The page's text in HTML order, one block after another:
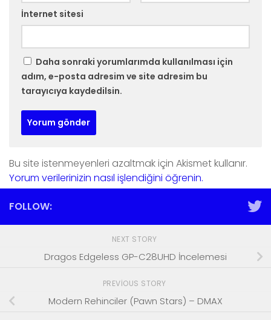
İnternet sitesi
Daha sonraki yorumlarımda kullanılması için
adım, e-posta adresim ve site adresim bu
tarayıcıya kaydedilsin.
Bu site istenmeyenleri azaltmak için Akismet kullanır.
Yorum verilerinizin nasıl işlendiğini öğrenin.
FOLLOW:
NEXT STORY
Dragos Edgeless GP-C28UHD İncelemesi
PREVIOUS STORY
Modern Rehinciler (Pawn Stars) – DMAX